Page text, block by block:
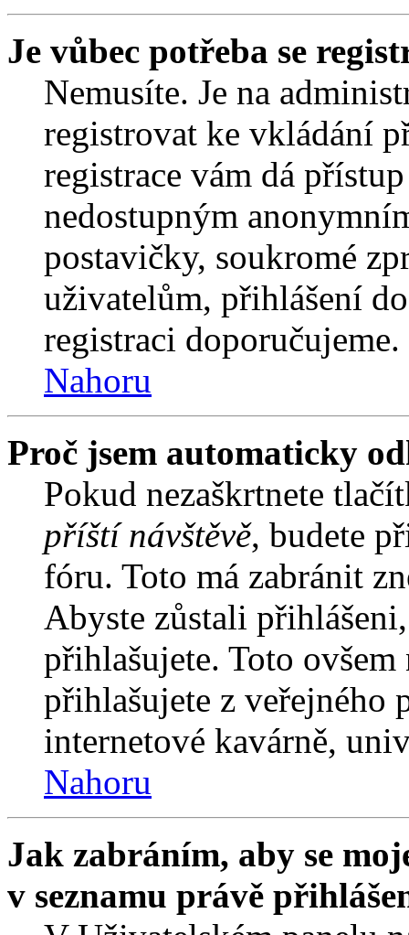
Je vůbec potřeba se
Nemusíte. Je na
registrovat ke vkládání
registrace vám dá
nedostupným
postavičky, soukromé
uživatelům, přihlášení
registraci
Nahoru
Proč jsem automaticky
Pokud nezaškrtnete
příští návštěvě, budete
fóru. Toto má zabránit
Abyste zůstali
přihlašujete. Toto
přihlašujete z veřejného
internetové kavárně,
Nahoru
Jak zabráním, aby se
v seznamu právě